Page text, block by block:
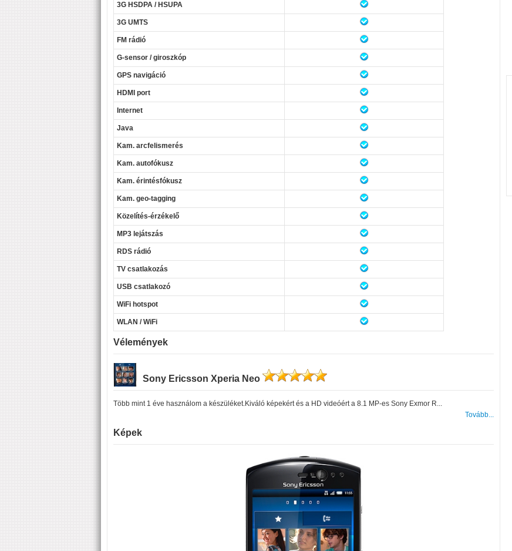
3G HSDPA / HSUPA
3G UMTS
FM rádió
G-sensor / giroszkóp
GPS navigáció
HDMI port
Internet
Java
Kam. arcfelismerés
Kam. autofókusz
Kam. érintésfókusz
Kam. geo-tagging
Közelítés-érzékelő
MP3 lejátszás
RDS rádió
TV csatlakozás
USB csatlakozó
WiFi hotspot
WLAN / WiFi
Vélemények
Sony Ericsson Xperia Neo
Több mint 1 éve használom a készüléket.Kiváló képekért és a HD videóért a 8.1 MP-es Sony Exmor R...
Tovább...
Képek